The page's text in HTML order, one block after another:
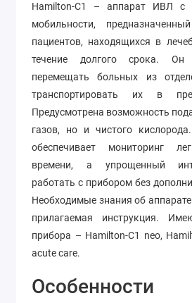
Hamilton-C1 – аппарат ИВЛ с
мобильности,
пациентов, находящихся в
течение долгого срока. Он
перемещать больных из
транспортировать их в
Предусмотрена возможность
газов, но и чистого
обеспечивает мониторинг
времени, а упрощенный
работать с прибором без
Необходимые знания об
прилагаемая инструкция.
прибора – Hamilton-C1 neo,
acute care.
Особенности